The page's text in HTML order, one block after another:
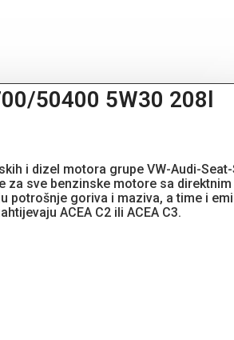
50400 5W30 208l
i dizel motora grupe VW-Audi-
za sve benzinske motore sa
potrošnje goriva i maziva, a time i
ACEA C2 ili ACEA C3.